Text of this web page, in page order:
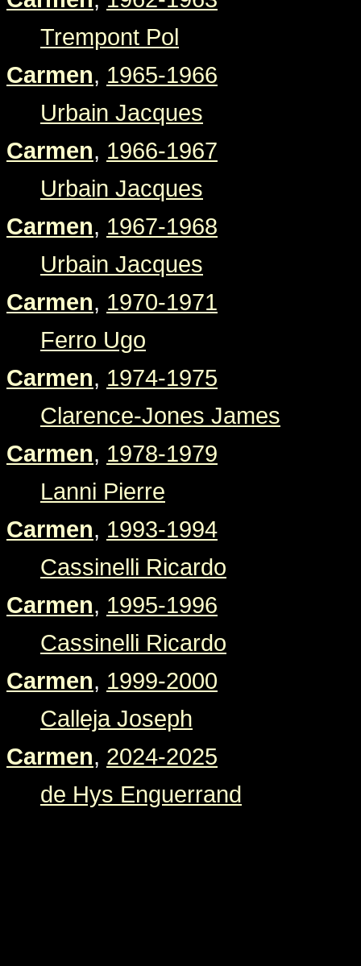
Trempont Pol
Carmen, 1965-1966
Urbain Jacques
Carmen, 1966-1967
Urbain Jacques
Carmen, 1967-1968
Urbain Jacques
Carmen, 1970-1971
Ferro Ugo
Carmen, 1974-1975
Clarence-Jones James
Carmen, 1978-1979
Lanni Pierre
Carmen, 1993-1994
Cassinelli Ricardo
Carmen, 1995-1996
Cassinelli Ricardo
Carmen, 1999-2000
Calleja Joseph
Carmen, 2024-2025
de Hys Enguerrand